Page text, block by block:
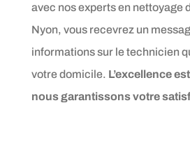
avec nos experts en nettoyage
Nyon, vous recevrez un
informations sur le technicien
votre domicile. L’excellence
nous garantissons votre